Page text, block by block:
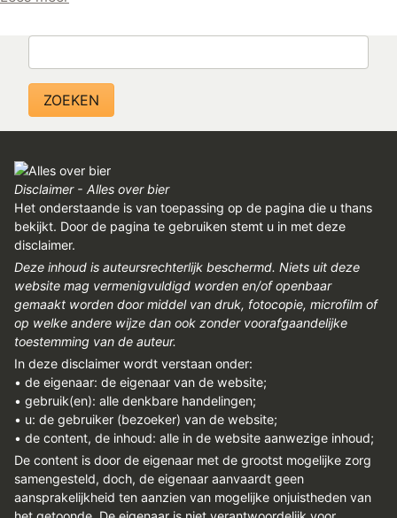
Disclaimer - Alles over bier
Het onderstaande is van toepassing op de pagina die u thans
bekijkt. Door de pagina te gebruiken stemt u in met deze
disclaimer.
Deze inhoud is auteursrechterlijk beschermd. Niets uit deze
website mag vermenigvuldigd worden en/of openbaar
gemaakt worden door middel van druk, fotocopie, microfilm of
op welke andere wijze dan ook zonder voorafgaandelijke
toestemming van de auteur.
In deze disclaimer wordt verstaan onder:
• de eigenaar: de eigenaar van de website;
• gebruik(en): alle denkbare handelingen;
• u: de gebruiker (bezoeker) van de website;
• de content, de inhoud: alle in de website aanwezige inhoud;
De content is door de eigenaar met de grootst mogelijke zorg
samengesteld, doch, de eigenaar aanvaardt geen
aansprakelijkheid ten aanzien van mogelijke onjuistheden van